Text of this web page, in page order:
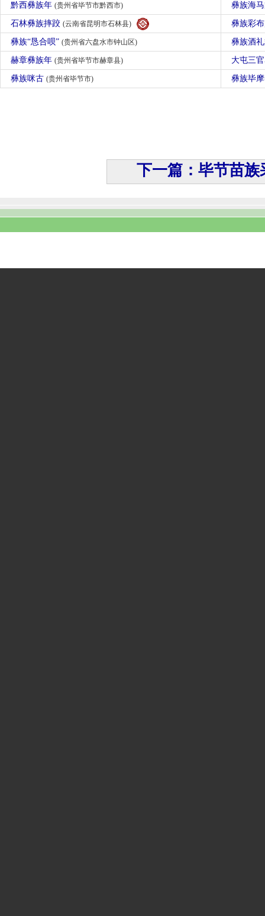
黔西彝族年 (贵州省毕节市黔西市) 彝族海
石林彝族摔跤 (云南省昆明市石林县) 彝族彩
彝族“恳合呗” (贵州省六盘水市钟山区) 彝族酒
赫章彝族年 (贵州省毕节市赫章县) 大屯三
彝族咪古 (贵州省毕节市) 彝族毕
下一篇：毕节苗族